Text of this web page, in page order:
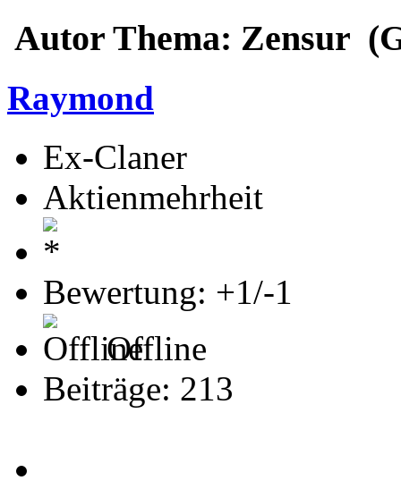
Autor Thema: Zensur
Raymond
Ex-Claner
Aktienmehrheit
Bewertung: +1/-1
Offline
Beiträge: 213